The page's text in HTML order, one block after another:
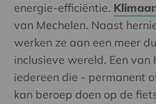
energie-efficiëntie.
van Mechelen. Naast
werken ze aan een meer
inclusieve wereld. Een van
iedereen die - permanent
kan beroep doen op de